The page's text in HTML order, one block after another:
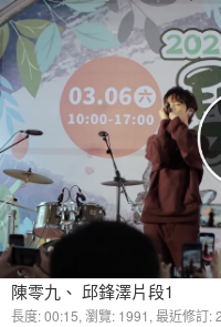
陳零九、 邱鋒澤片段1
長度: 00:15, 瀏覽: 1991, 最近修訂: